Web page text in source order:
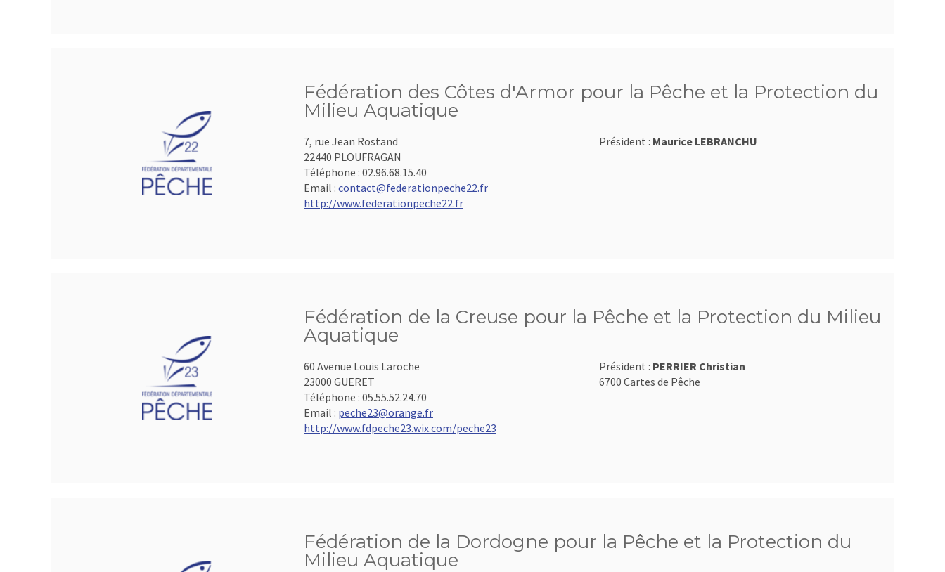
Fédération des Côtes d'Armor pour la Pêche et la Protection du
Milieu Aquatique
7, rue Jean Rostand
22440 PLOUFRAGAN
Téléphone : 02.96.68.15.40
Email : contact@federationpeche22.fr
http://www.federationpeche22.fr
Président : Maurice LEBRANCHU
Fédération de la Creuse pour la Pêche et la Protection du Milieu
Aquatique
60 Avenue Louis Laroche
23000 GUERET
Téléphone : 05.55.52.24.70
Email : peche23@orange.fr
http://www.fdpeche23.wix.com/peche23
Président : PERRIER Christian
6700 Cartes de Pêche
Fédération de la Dordogne pour la Pêche et la Protection du
Milieu Aquatique